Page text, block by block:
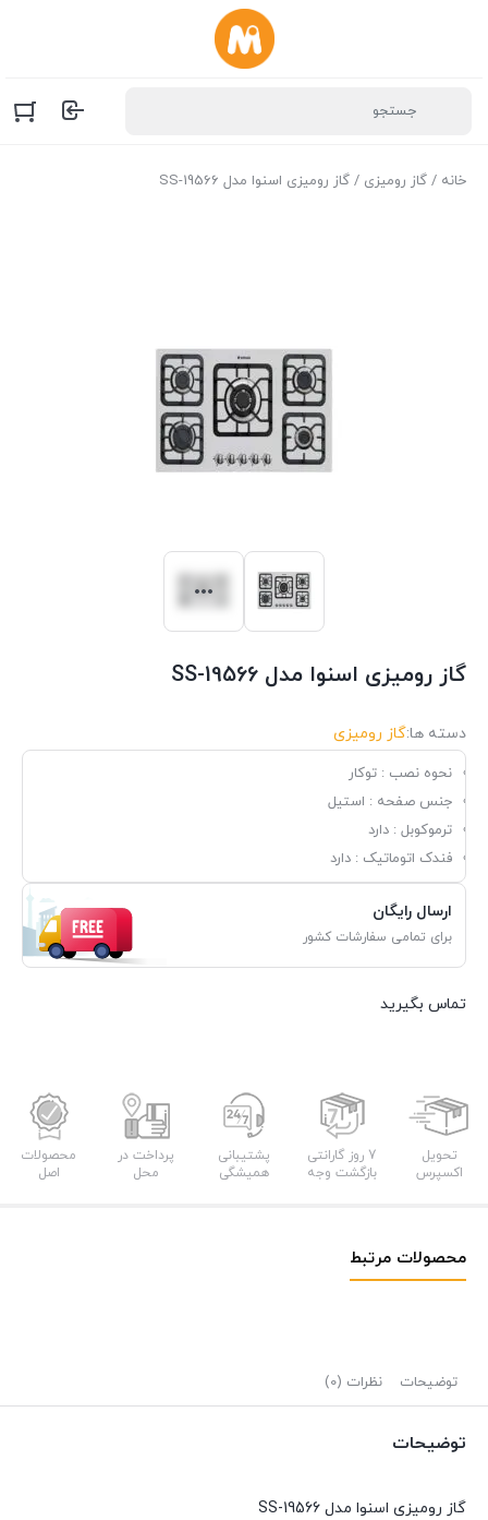
خانه / گاز رومیزی / گاز رومیزی اسنوا مدل SS-19566
گاز رومیزی اسنوا مدل SS-19566
دسته ها:گاز رومیزی
نحوه نصب : توکار
جنس صفحه : استیل
ترموکوبل : دارد
فندک اتوماتیک : دارد
ارسال رایگان
برای تمامی سفارشات کشور
تماس بگیرید
تحویل
اکسپرس
7 روز گارانتی
بازگشت وجه
پشتیبانی
همیشگی
پرداخت در
محل
محصولات
اصل
محصولات مرتبط
توضیحات نظرات (0)
توضیحات
گاز رومیزی اسنوا مدل SS-19566